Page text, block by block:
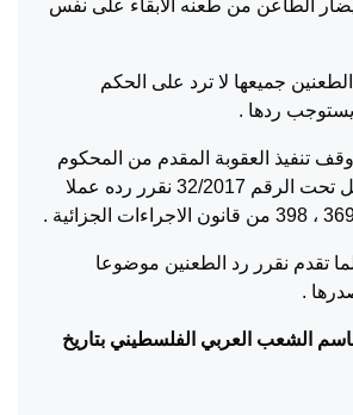
الطاعن من طعنه الابقاء على نفس
جميعها لا ترد على الحكم
ردها .
تنفيذ العقوبة المقدم من المحكوم
عليه ع. والذي سجل تحت الرقم 32/2017 نقرر رده عملا
لما تقدم نقرر رد الطعنين موضوعا
.
الشعب العربي الفلسطيني بتاريخ